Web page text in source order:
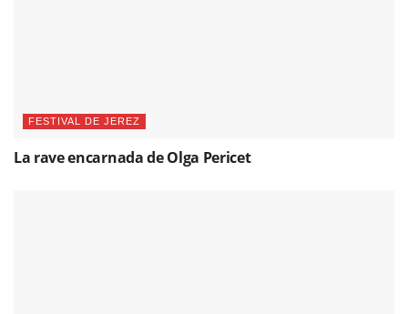
FESTIVAL DE JEREZ
La rave encarnada de Olga Pericet